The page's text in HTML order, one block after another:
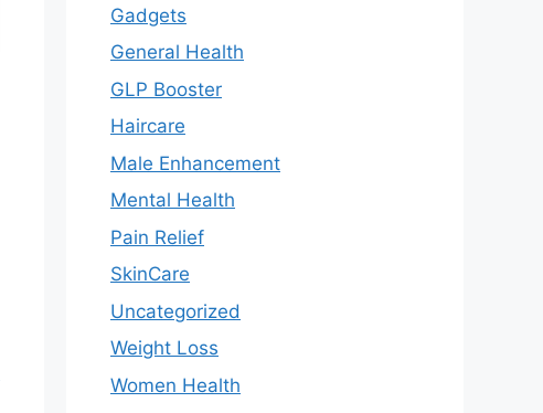
Gadgets
General Health
GLP Booster
Haircare
Male Enhancement
Mental Health
Pain Relief
SkinCare
Uncategorized
Weight Loss
Women Health